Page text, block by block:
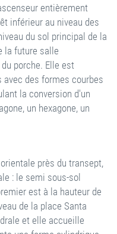
entièrement
inférieur au niveau des
du sol principal de la
la future salle
porche. Elle est
des formes courbes
la conversion d'un
un hexagone, un
près du transept,
: le semi sous-sol
est à la hauteur de
de la place Santa
et elle accueille